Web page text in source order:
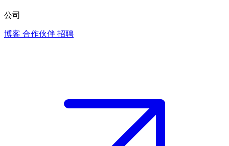
公司
博客 合作伙伴 招聘